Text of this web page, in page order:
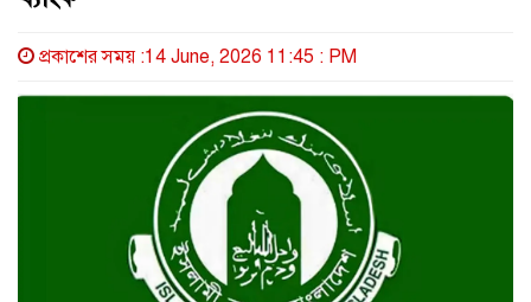
প্রকাশের সময় :14 June, 2026 11:45 : PM